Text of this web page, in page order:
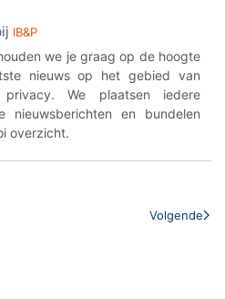
IB&P
we je graag op de hoogte
nieuws op het gebied van
privacy. We plaatsen iedere
nieuwsberichten en bundelen
overzicht.
Volgende